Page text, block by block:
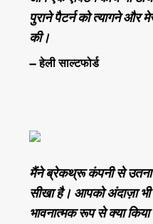
पुराने पैटर्न को त्यागने और
की।
— हेली साल्टफोर्ड
मैंने ब्रेकथ्रू कंपनी से उतना
सीखा है। आपको अंदाज़ा
भावनात्मक रूप से क्या